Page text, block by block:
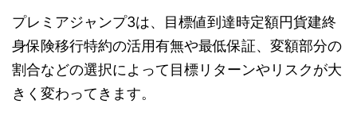
プレミアジャンプ3は、目標値到達時定額円貨建終
身保険移行特約の活用有無や最低保証、変額部分の
割合などの選択によって目標リターンやリスクが大
きく変わってきます。